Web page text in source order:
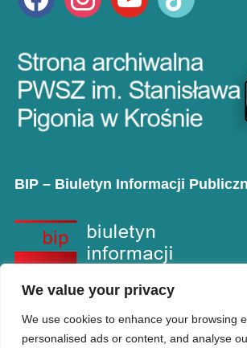
We value your privacy
We use cookies to enhance your browsing
personalised ads or content, and analyse
BIP – Biuletyn Informacji